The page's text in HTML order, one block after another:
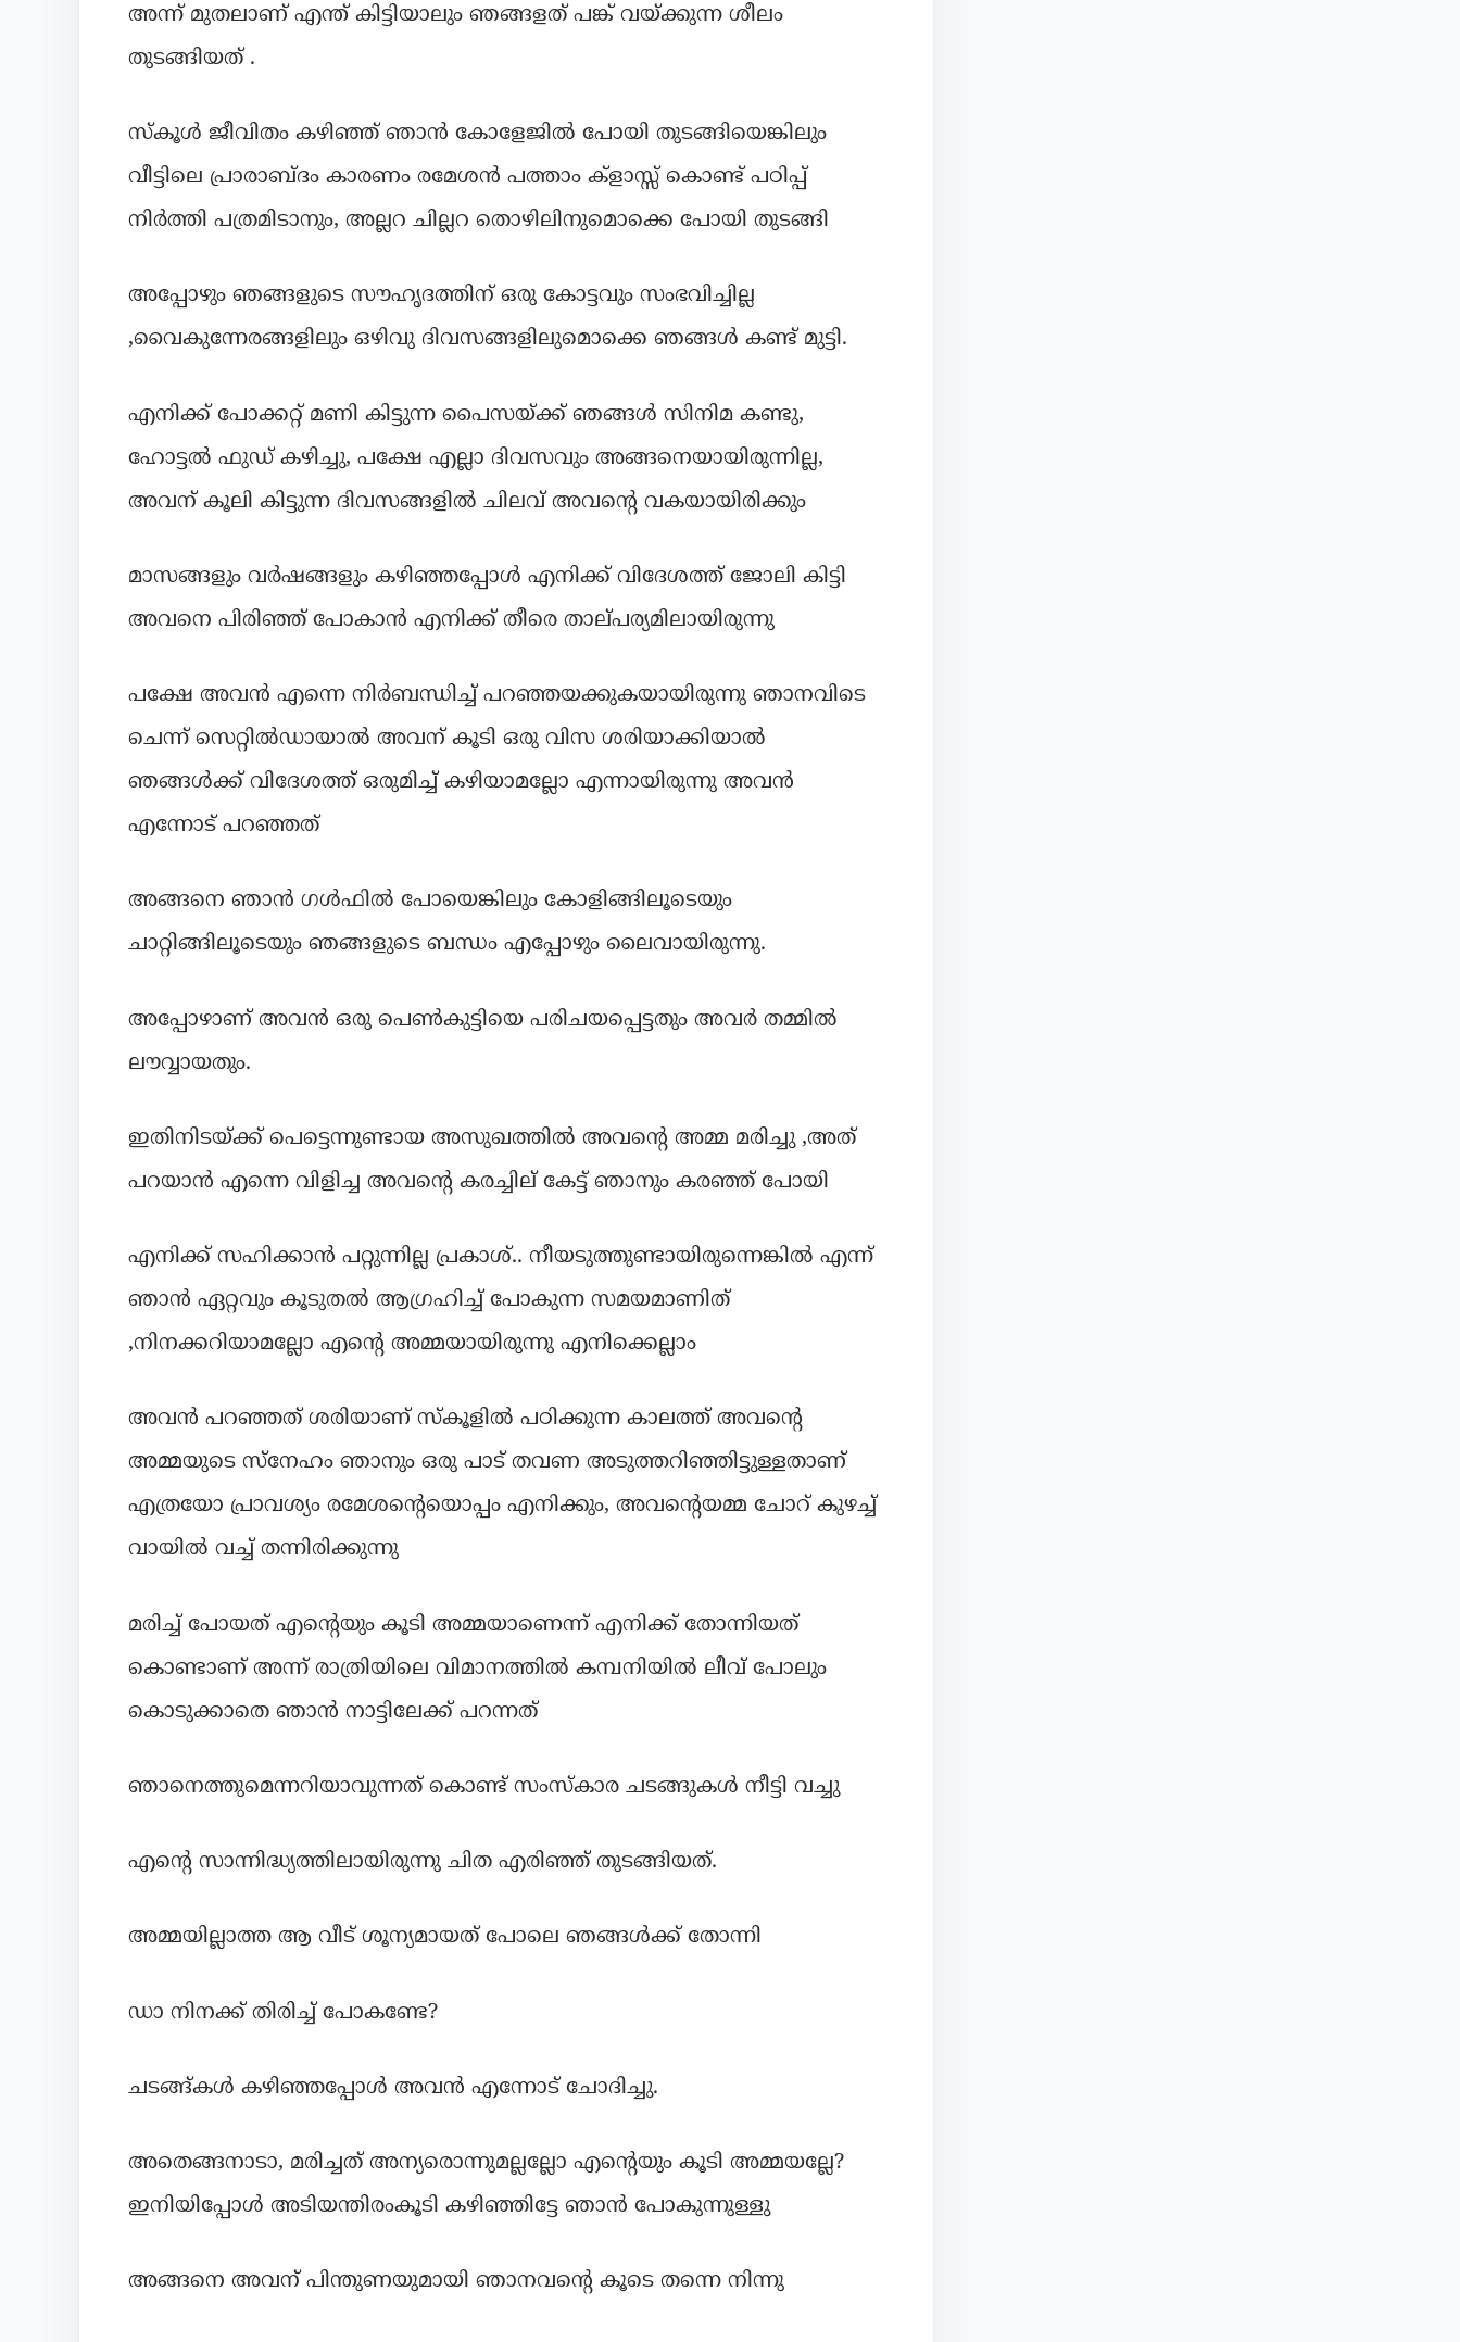
അന്ന് മുതലാണ് എന്ത് കിട്ടിയാലും ഞങ്ങളത് പങ്ക് വയ്ക്കുന്ന ശീലം
തുടങ്ങിയത് .
സ്കൂൾ ജീവിതം കഴിഞ്ഞ് ഞാൻ കോളേജിൽ പോയി തുടങ്ങിയെങ്കിലും
വീട്ടിലെ പ്രാരാബ്ദം കാരണം രമേശൻ പത്താം ക്ളാസ്സ് കൊണ്ട് പഠിപ്പ്
നിർത്തി പത്രമിടാനും, അല്ലറ ചില്ലറ തൊഴിലിനുമൊക്കെ പോയി തുടങ്ങി
അപ്പോഴും ഞങ്ങളുടെ സൗഹൃദത്തിന് ഒരു കോട്ടവും സംഭവിച്ചില്ല
,വൈകുന്നേരങ്ങളിലും ഒഴിവു ദിവസങ്ങളിലുമൊക്കെ ഞങ്ങൾ കണ്ട് മുട്ടി.
എനിക്ക് പോക്കറ്റ് മണി കിട്ടുന്ന പൈസയ്ക്ക് ഞങ്ങൾ സിനിമ കണ്ടു,
ഹോട്ടൽ ഫുഡ് കഴിച്ചു, പക്ഷേ എല്ലാ ദിവസവും അങ്ങനെയായിരുന്നില്ല,
അവന് കൂലി കിട്ടുന്ന ദിവസങ്ങളിൽ ചിലവ് അവൻ്റെ വകയായിരിക്കും
മാസങ്ങളും വർഷങ്ങളും കഴിഞ്ഞപ്പോൾ എനിക്ക് വിദേശത്ത് ജോലി കിട്ടി
അവനെ പിരിഞ്ഞ് പോകാൻ എനിക്ക് തീരെ താല്‌പര്യമിലായിരുന്നു
പക്ഷേ അവൻ എന്നെ നിർബന്ധിച്ച് പറഞ്ഞയക്കുകയായിരുന്നു ഞാനവിടെ
ചെന്ന് സെറ്റിൽഡായാൽ അവന് കൂടി ഒരു വിസ ശരിയാക്കിയാൽ
ഞങ്ങൾക്ക് വിദേശത്ത് ഒരുമിച്ച് കഴിയാമല്ലോ എന്നായിരുന്നു അവൻ
എന്നോട് പറഞ്ഞത്
അങ്ങനെ ഞാൻ ഗൾഫിൽ പോയെങ്കിലും കോളിങ്ങിലൂടെയും
ചാറ്റിങ്ങിലൂടെയും ഞങ്ങളുടെ ബന്ധം എപ്പോഴും ലൈവായിരുന്നു.
അപ്പോഴാണ് അവൻ ഒരു പെൺകുട്ടിയെ പരിചയപ്പെട്ടതും അവർ തമ്മിൽ
ലൗവ്വായതും.
ഇതിനിടയ്ക്ക് പെട്ടെന്നുണ്ടായ അസുഖത്തിൽ അവൻ്റെ അമ്മ മരിച്ചു ,അത്
പറയാൻ എന്നെ വിളിച്ച അവൻ്റെ കരച്ചില് കേട്ട് ഞാനും കരഞ്ഞ് പോയി
എനിക്ക് സഹിക്കാൻ പറ്റുന്നില്ല പ്രകാശ്.. നീയടുത്തുണ്ടായിരുന്നെങ്കിൽ എന്ന്
ഞാൻ ഏറ്റവും കൂടുതൽ ആഗ്രഹിച്ച് പോകുന്ന സമയമാണിത്
,നിനക്കറിയാമല്ലോ എൻ്റെ അമ്മയായിരുന്നു എനിക്കെല്ലാം
അവൻ പറഞ്ഞത് ശരിയാണ് സ്കൂളിൽ പഠിക്കുന്ന കാലത്ത് അവൻ്റെ
അമ്മയുടെ സ്നേഹം ഞാനും ഒരു പാട് തവണ അടുത്തറിഞ്ഞിട്ടുള്ളതാണ്
എത്രയോ പ്രാവശ്യം രമേശൻ്റെയൊപ്പം എനിക്കും, അവൻ്റെയമ്മ ചോറ് കുഴച്ച്
വായിൽ വച്ച് തന്നിരിക്കുന്നു
മരിച്ച് പോയത് എൻ്റെയും കൂടി അമ്മയാണെന്ന് എനിക്ക് തോന്നിയത്
കൊണ്ടാണ് അന്ന് രാത്രിയിലെ വിമാനത്തിൽ കമ്പനിയിൽ ലീവ് പോലും
കൊടുക്കാതെ ഞാൻ നാട്ടിലേക്ക് പറന്നത്
ഞാനെത്തുമെന്നറിയാവുന്നത് കൊണ്ട് സംസ്കാര ചടങ്ങുകൾ നീട്ടി വച്ചു
എൻ്റെ സാന്നിദ്ധ്യത്തിലായിരുന്നു ചിത എരിഞ്ഞ് തുടങ്ങിയത്.
അമ്മയില്ലാത്ത ആ വീട് ശൂന്യമായത് പോലെ ഞങ്ങൾക്ക് തോന്നി
ഡാ നിനക്ക് തിരിച്ച് പോകണ്ടേ?
ചടങ്ങ്കൾ കഴിഞ്ഞപ്പോൾ അവൻ എന്നോട് ചോദിച്ചു.
അതെങ്ങനാടാ, മരിച്ചത് അന്യരൊന്നുമല്ലല്ലോ എൻ്റെയും കൂടി അമ്മയല്ലേ?
ഇനിയിപ്പോൾ അടിയന്തിരംകൂടി കഴിഞ്ഞിട്ടേ ഞാൻ പോകുന്നുള്ളു
അങ്ങനെ അവന് പിന്തുണയുമായി ഞാനവൻ്റെ കൂടെ തന്നെ നിന്നു